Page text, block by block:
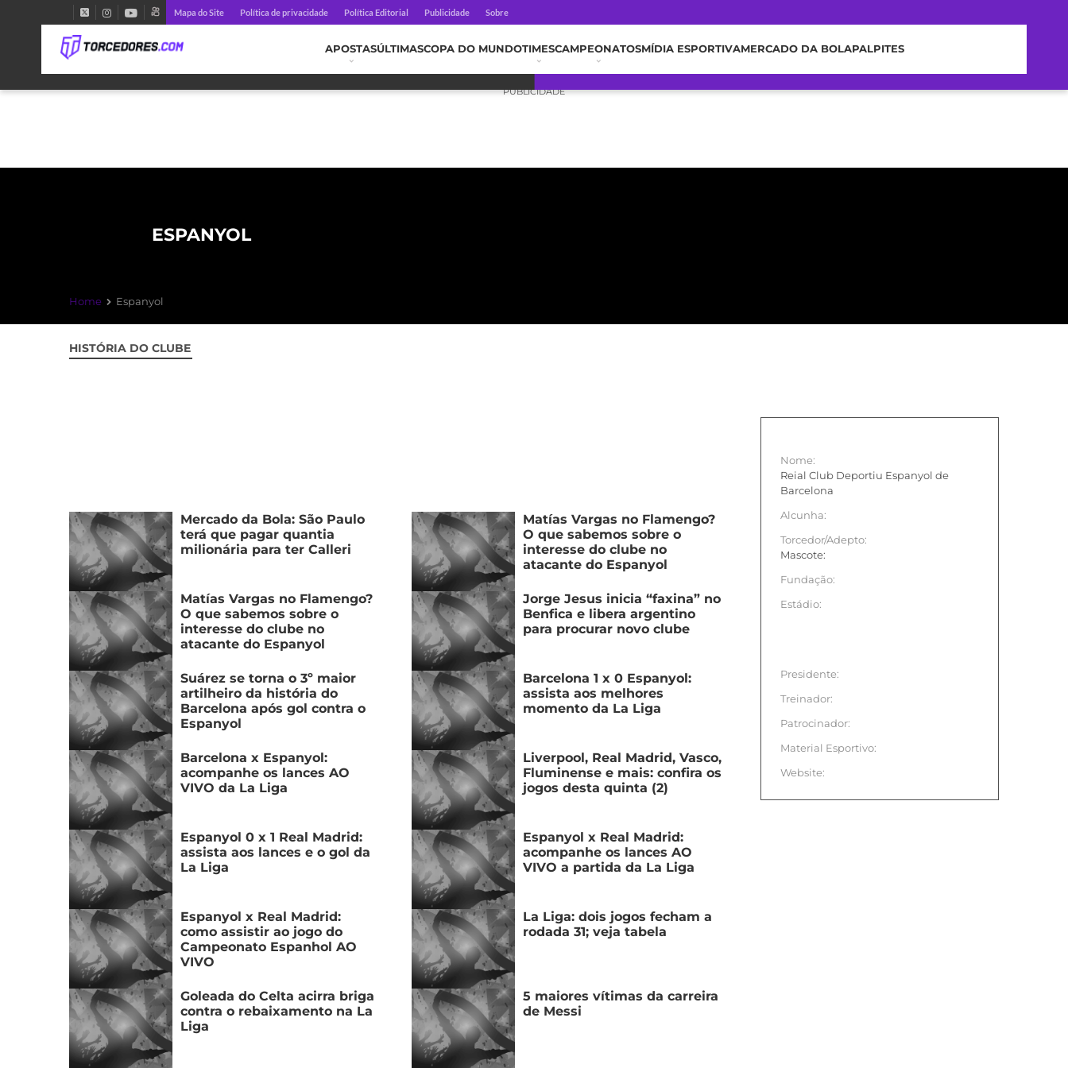
Mapa do Site Política de privacidade Política Editorial Publicidade Sobre
APOSTASÚLTIMASCOPA DO MUNDOTIMESCAMPEONATOSMÍDIA ESPORTIVAMERCADO DA BOLAPALPITES
PUBLICIDADE
Home Espanyol
ESPANYOL
HISTÓRIA DO CLUBE
Mercado da Bola: São Paulo
terá que pagar quantia
milionária para ter Calleri
Matías Vargas no Flamengo?
O que sabemos sobre o
interesse do clube no
atacante do Espanyol
Matías Vargas no Flamengo?
O que sabemos sobre o
interesse do clube no
atacante do Espanyol
Jorge Jesus inicia “faxina” no
Benfica e libera argentino
para procurar novo clube
Suárez se torna o 3º maior
artilheiro da história do
Barcelona após gol contra o
Espanyol
Barcelona 1 x 0 Espanyol:
assista aos melhores
momento da La Liga
Barcelona x Espanyol:
acompanhe os lances AO
VIVO da La Liga
Liverpool, Real Madrid, Vasco,
Fluminense e mais: confira os
jogos desta quinta (2)
Espanyol 0 x 1 Real Madrid:
assista aos lances e o gol da
La Liga
Espanyol x Real Madrid:
acompanhe os lances AO
VIVO a partida da La Liga
Espanyol x Real Madrid:
como assistir ao jogo do
Campeonato Espanhol AO
VIVO
La Liga: dois jogos fecham a
rodada 31; veja tabela
Goleada do Celta acirra briga
contra o rebaixamento na La
Liga
5 maiores vítimas da carreira
de Messi
Nome:
Reial Club Deportiu Espanyol de
Barcelona
Alcunha:
Torcedor/Adepto:
Mascote:
Fundação:
Estádio:
Presidente:
Treinador:
Patrocinador:
Material Esportivo:
Website: